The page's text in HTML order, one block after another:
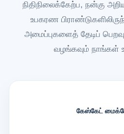
நிதிநிலைக்கேற்ப, நன்கு
உபகரண
அமைப்புகளைத் தேடிப்
வழங்கவும் நாங்கள்
கேஸ்கேட்